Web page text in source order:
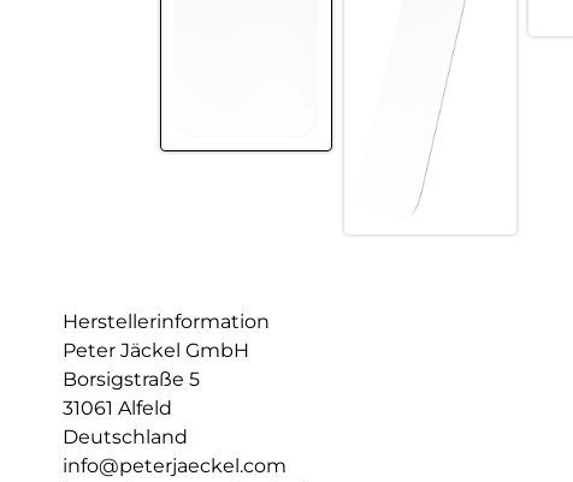
Herstellerinformation
Peter Jäckel GmbH
Borsigstraße 5
31061 Alfeld
Deutschland
info@peterjaeckel.com